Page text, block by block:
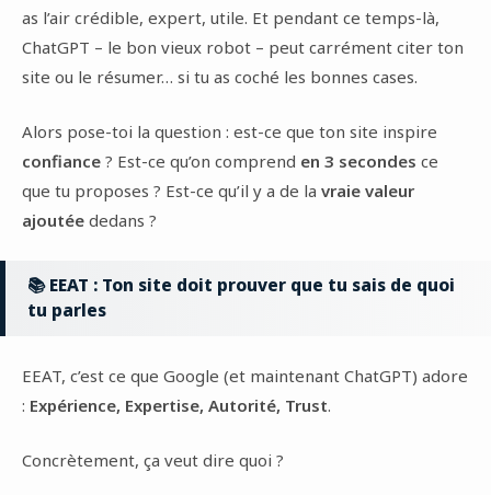
as l’air crédible, expert, utile. Et pendant ce temps-là,
ChatGPT – le bon vieux robot – peut carrément citer ton
site ou le résumer… si tu as coché les bonnes cases.
Alors pose-toi la question : est-ce que ton site inspire
confiance ? Est-ce qu’on comprend en 3 secondes ce
que tu proposes ? Est-ce qu’il y a de la vraie valeur
ajoutée dedans ?
📚 EEAT : Ton site doit prouver que tu sais de quoi
tu parles
EEAT, c’est ce que Google (et maintenant ChatGPT) adore
: Expérience, Expertise, Autorité, Trust.
Concrètement, ça veut dire quoi ?